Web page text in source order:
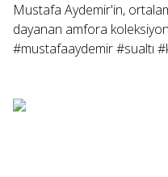
Mustafa Aydemir'in,
dayanan amfora
#mustafaaydemir #sualtı